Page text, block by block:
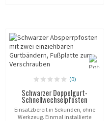
(0)
Schwarzer Doppelgurt-
Schnellwechselpfosten
Einsatzbereit in Sekunden, ohne
Werkzeug. Einmal installierte